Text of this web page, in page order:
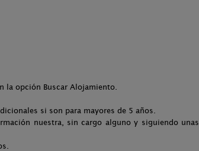
la opción Buscar Alojamiento.
si son para mayores de 5 años.
nuestra, sin cargo alguno y siguiendo unas